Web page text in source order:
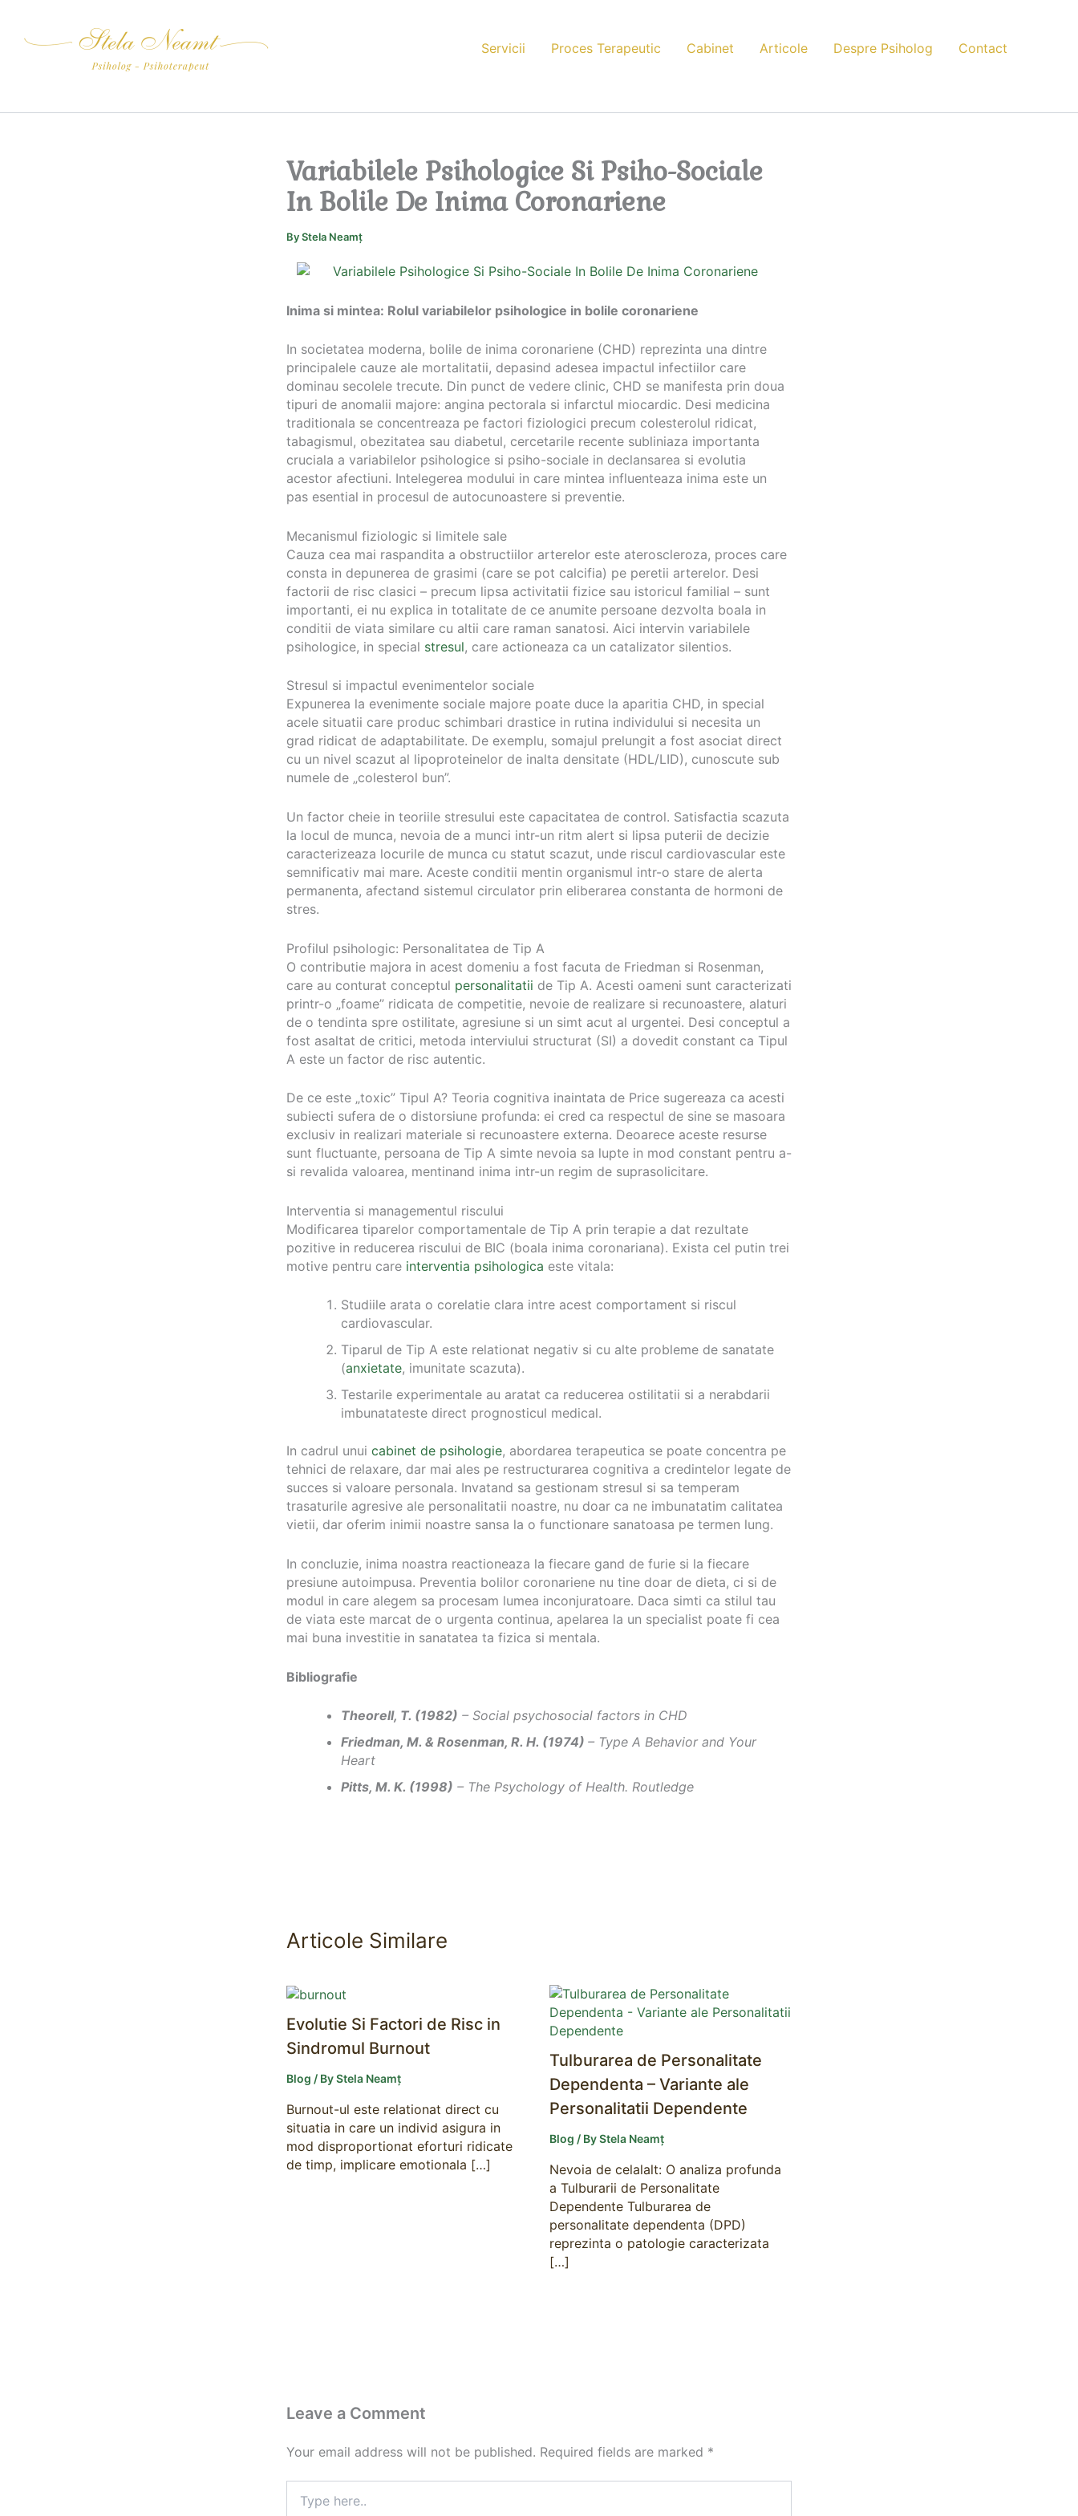
content
Servicii Proces Terapeutic Cabinet Articole Despre Psiholog Contact
Variabilele Psihologice Si Psiho-Sociale
In Bolile De Inima Coronariene
ByStela Neamț
Inima si mintea: Rolul variabilelor psihologice in bolile coronariene
In societatea moderna, bolile de inima coronariene (CHD) reprezinta una dintre
principalele cauze ale mortalitatii, depasind adesea impactul infectiilor care
dominau secolele trecute. Din punct de vedere clinic, CHD se manifesta prin doua
tipuri de anomalii majore: angina pectorala si infarctul miocardic. Desi medicina
traditionala se concentreaza pe factori fiziologici precum colesterolul ridicat,
tabagismul, obezitatea sau diabetul, cercetarile recente subliniaza importanta
cruciala a variabilelor psihologice si psiho-sociale in declansarea si evolutia
acestor afectiuni. Intelegerea modului in care mintea influenteaza inima este un
pas esential in procesul de autocunoastere si preventie.
Mecanismul fiziologic si limitele sale
Cauza cea mai raspandita a obstructiilor arterelor este ateroscleroza, proces care
consta in depunerea de grasimi (care se pot calcifia) pe peretii arterelor. Desi
factorii de risc clasici – precum lipsa activitatii fizice sau istoricul familial – sunt
importanti, ei nu explica in totalitate de ce anumite persoane dezvolta boala in
conditii de viata similare cu altii care raman sanatosi. Aici intervin variabilele
psihologice, in special stresul, care actioneaza ca un catalizator silentios.
Stresul si impactul evenimentelor sociale
Expunerea la evenimente sociale majore poate duce la aparitia CHD, in special
acele situatii care produc schimbari drastice in rutina individului si necesita un
grad ridicat de adaptabilitate. De exemplu, somajul prelungit a fost asociat direct
cu un nivel scazut al lipoproteinelor de inalta densitate (HDL/LID), cunoscute sub
numele de „colesterol bun”.
Un factor cheie in teoriile stresului este capacitatea de control. Satisfactia scazuta
la locul de munca, nevoia de a munci intr-un ritm alert si lipsa puterii de decizie
caracterizeaza locurile de munca cu statut scazut, unde riscul cardiovascular este
semnificativ mai mare. Aceste conditii mentin organismul intr-o stare de alerta
permanenta, afectand sistemul circulator prin eliberarea constanta de hormoni de
stres.
Profilul psihologic: Personalitatea de Tip A
O contributie majora in acest domeniu a fost facuta de Friedman si Rosenman,
care au conturat conceptul personalitatii de Tip A. Acesti oameni sunt caracterizati
printr-o „foame” ridicata de competitie, nevoie de realizare si recunoastere, alaturi
de o tendinta spre ostilitate, agresiune si un simt acut al urgentei. Desi conceptul a
fost asaltat de critici, metoda interviului structurat (SI) a dovedit constant ca Tipul
A este un factor de risc autentic.
De ce este „toxic” Tipul A? Teoria cognitiva inaintata de Price sugereaza ca acesti
subiecti sufera de o distorsiune profunda: ei cred ca respectul de sine se masoara
exclusiv in realizari materiale si recunoastere externa. Deoarece aceste resurse
sunt fluctuante, persoana de Tip A simte nevoia sa lupte in mod constant pentru a-
si revalida valoarea, mentinand inima intr-un regim de suprasolicitare.
Interventia si managementul riscului
Modificarea tiparelor comportamentale de Tip A prin terapie a dat rezultate
pozitive in reducerea riscului de BIC (boala inima coronariana). Exista cel putin trei
motive pentru care interventia psihologica este vitala:
Studiile arata o corelatie clara intre acest comportament si riscul
cardiovascular.
Tiparul de Tip A este relationat negativ si cu alte probleme de sanatate
(anxietate, imunitate scazuta).
Testarile experimentale au aratat ca reducerea ostilitatii si a nerabdarii
imbunatateste direct prognosticul medical.
In cadrul unui cabinet de psihologie, abordarea terapeutica se poate concentra pe
tehnici de relaxare, dar mai ales pe restructurarea cognitiva a credintelor legate de
succes si valoare personala. Invatand sa gestionam stresul si sa temperam
trasaturile agresive ale personalitatii noastre, nu doar ca ne imbunatatim calitatea
vietii, dar oferim inimii noastre sansa la o functionare sanatoasa pe termen lung.
In concluzie, inima noastra reactioneaza la fiecare gand de furie si la fiecare
presiune autoimpusa. Preventia bolilor coronariene nu tine doar de dieta, ci si de
modul in care alegem sa procesam lumea inconjuratoare. Daca simti ca stilul tau
de viata este marcat de o urgenta continua, apelarea la un specialist poate fi cea
mai buna investitie in sanatatea ta fizica si mentala.
Bibliografie
Theorell, T. (1982) – Social psychosocial factors in CHD
Friedman, M. & Rosenman, R. H. (1974) – Type A Behavior and Your
Heart
Pitts, M. K. (1998) – The Psychology of Health. Routledge
Articole Similare
Evolutie Si Factori de Risc in
Sindromul Burnout
Blog / ByStela Neamț
Burnout-ul este relationat direct cu
situatia in care un individ asigura in
mod disproportionat eforturi ridicate
de timp, implicare emotionala […]
Tulburarea de Personalitate
Dependenta – Variante ale
Personalitatii Dependente
Blog / ByStela Neamț
Nevoia de celalalt: O analiza profunda
a Tulburarii de Personalitate
Dependente Tulburarea de
personalitate dependenta (DPD)
reprezinta o patologie caracterizata
[…]
Leave a Comment
Your email address will not be published. Required fields are marked *
here..